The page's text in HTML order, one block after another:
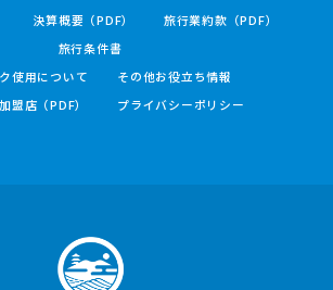
決算概要（PDF）
旅行業約款（PDF）
旅行条件書
使用について
その他お役立ち情報
盟店（PDF）
プライバシーポリシー